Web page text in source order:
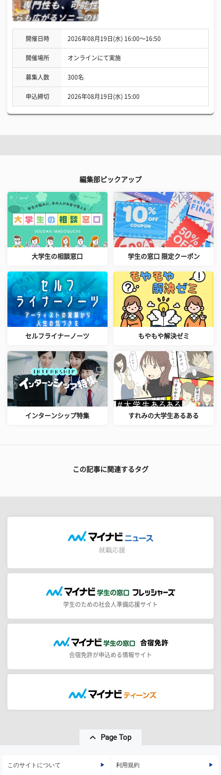
開催日時 2026年08月19日(水) 16:00〜16:50
開催場所 オンラインにて実施
募集人数 300名
申込締切 2026年08月19日(水) 15:00
編集部ピックアップ
大学生の相談窓口 学生の窓口 限定クーポン
セルフライナーノーツ もやもや解決ゼミ
インターンシップ特集 すれみの大学生あるある
この記事に関連するタグ
学生のための社会人準備応援サイト
合宿免許が申込める情報サイト
Page Top
このサイトについて 利用規約